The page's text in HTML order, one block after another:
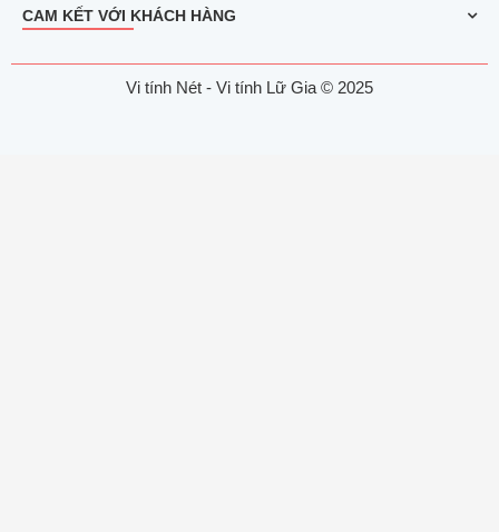
CAM KẾT VỚI KHÁCH HÀNG
Vi tính Nét - Vi tính Lữ Gia © 2025